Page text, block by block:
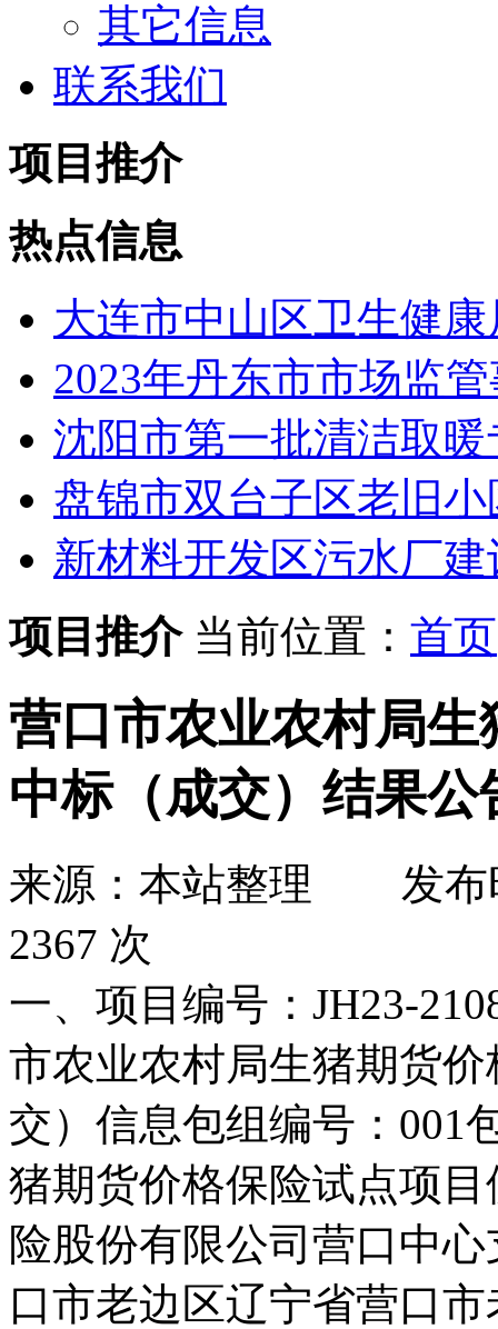
其它信息
联系我们
项目推介
热点信息
大连市中山区卫生健
2023年丹东市市场监
沈阳市第一批清洁取
盘锦市双台子区老旧
新材料开发区污水厂
项目推介 当前位置： 首页
营口市农业农村局
中标（成交）结果公
来源：本站整理 发
2367 次
一、项目编号：JH23-
市农业农村局生猪期货
交）信息包组编号：001
猪期货价格保险试点项
险股份有限公司营口中
口市老边区辽宁省营口